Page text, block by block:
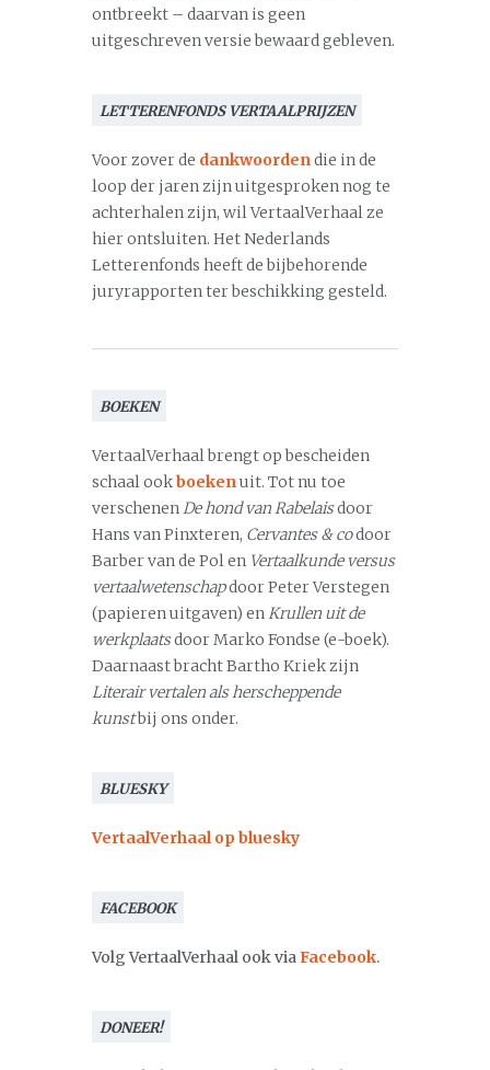
ontbreekt – daarvan is geen
uitgeschreven versie bewaard gebleven.
LETTERENFONDS VERTAALPRIJZEN
Voor zover de dankwoordendie in de
loop der jaren zijn uitgesproken nog te
achterhalen zijn, wil VertaalVerhaal ze
hier ontsluiten. Het Nederlands
Letterenfonds heeft de bijbehorende
juryrapporten ter beschikking gesteld.
BOEKEN
VertaalVerhaal brengt op bescheiden
schaal ookboekenuit. Tot nu toe
verschenenDe hond van Rabelaisdoor
Hans van Pinxteren, Cervantes & codoor
Barber van de Pol en Vertaalkunde versus
vertaalwetenschapdoor Peter Verstegen
(papieren uitgaven) enKrullen uit de
werkplaatsdoor Marko Fondse (e-boek).
Daarnaast bracht Bartho Kriek zijn
Literair vertalen als herscheppende
kunstbij ons onder.
BLUESKY
VertaalVerhaal op bluesky
FACEBOOK
Volg VertaalVerhaal ook viaFacebook.
DONEER!